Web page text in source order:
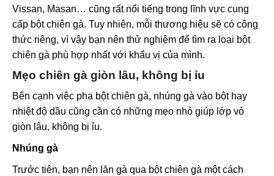
Vissan, Masan… cũng rất nổi tiếng trong lĩnh vực cung
cấp bột chiên gà. Tuy nhiên, mỗi thương hiệu sẽ có công
thức riêng, vì vậy bạn nên thử nghiệm để tìm ra loại bột
chiên gà phù hợp nhất với khẩu vị của mình.
Mẹo chiên gà giòn lâu, không bị ỉu
Bên cạnh việc pha bột chiên gà, nhúng gà vào bột hay
nhiệt độ dầu cũng cần có những mẹo nhỏ giúp lớp vỏ
giòn lâu, không bị ỉu.
Nhúng gà
Trước tiên, bạn nên lăn gà qua bột chiên gà một cách